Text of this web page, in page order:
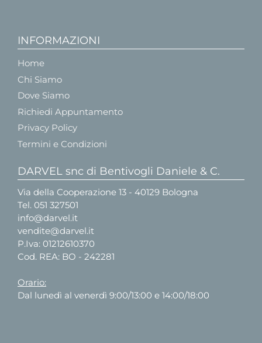
INFORMAZIONI
Home
Chi Siamo
Dove Siamo
Richiedi Appuntamento
Privacy Policy
Termini e Condizioni
DARVEL snc di Bentivogli Daniele & C.
Via della Cooperazione 13 - 40129 Bologna
Tel. 051 327501
info@darvel.it
vendite@darvel.it
P.Iva: 01212610370
Cod. REA: BO - 242281
Orario:
Dal lunedì al venerdì 9:00/13:00 e 14:00/18:00